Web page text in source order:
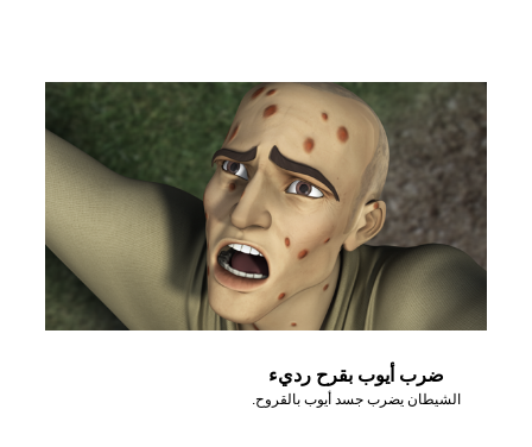
ضرب أيوب بقرح رديء
الشيطان يضرب جسد أيوب بالقروح.